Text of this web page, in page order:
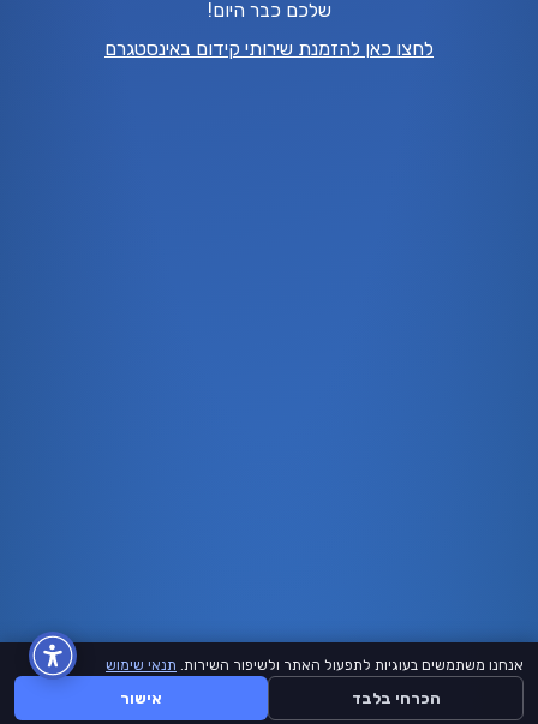
שלכם כבר היום!
לחצו כאן להזמנת שירותי קידום באינסטגרם
אנחנו משתמשים בעוגיות לתפעול האתר ולשיפור השירות. תנאי שימוש
הכרחי בלבד אישור